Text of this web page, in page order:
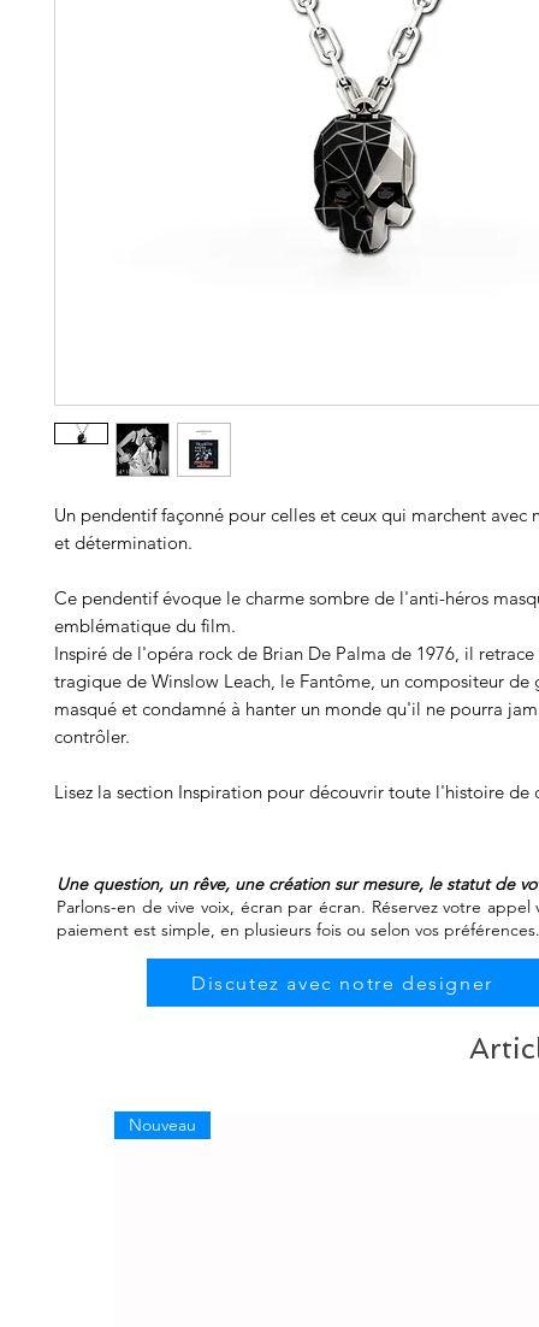
Un pendentif façonné pour celles et ceux qui marchent avec
et détermination.
Ce pendentif évoque le charme sombre de l'anti-héros
emblématique du film.
Inspiré de l'opéra rock de Brian De Palma de 1976, il
tragique de Winslow Leach, le Fantôme, un compositeur de
masqué et condamné à hanter un monde qu'il ne pourra
contrôler.
Lisez la section Inspiration pour découvrir toute l'histoire de
Une question, un rêve, une création sur mesure, le statut de
Parlons-en de vive voix, écran par écran. Réservez votre
paiement est simple, en plusieurs fois ou selon vos préférences.
Discutez avec notre designer
Nouveau